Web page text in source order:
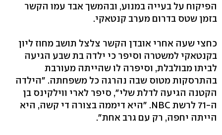
הפיקוח על בעייה במנוע, ובהמשך אבד עמו הקשר
בזמן שטס בדרום מערב קנטאקי.
כחצי שעה אחרי אובדן הקשר צלצל תושב מחוז ליון
בקנטאקי למשטרה וסיפר כי ילדה בת שבע הגיעה
לביתו מבולבלת, וסיפרה לו שהייתה מעורבת
בהתרסקות מטוס שבה נהרגה כל משפחתה. "הילדה
הקטנה הגיעה לדלת שלי", סיפר לארי ווילקינס בן
ה-71 לרשת NBC. "היא דיממה בצורה די קשה, היא
הייתה יחפה, רק עם גרב אחת".